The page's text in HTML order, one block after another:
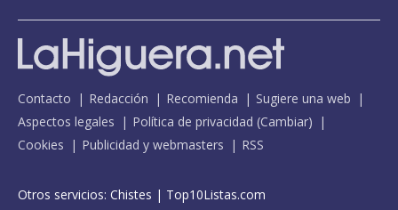
Contacto Redacción Recomienda
Sugiere una web
Aspectos legales
Política de privacidad (Cambiar)
Cookies
Publicidad y webmasters RSS
Otros servicios: Chistes | Top10Listas.com